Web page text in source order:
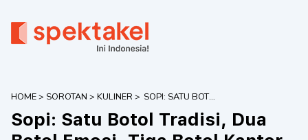
HOME> SOROTAN > KULINER > SOPI: SATU BOTOL
TRADISI, DUA
BOTOL EMOSI,
TIGA BOTOL
Sopi: Satu Botol Tradisi, Dua